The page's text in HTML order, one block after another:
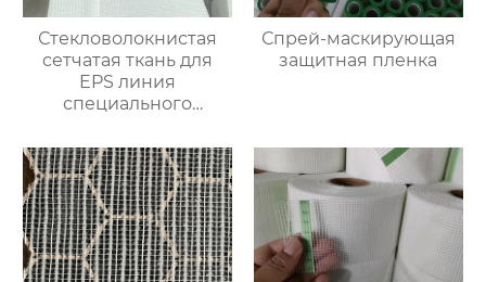
Стекловолокнистая
сетчатая ткань для
EPS линия
специального
Спрей-маскирующая
защитная пленка